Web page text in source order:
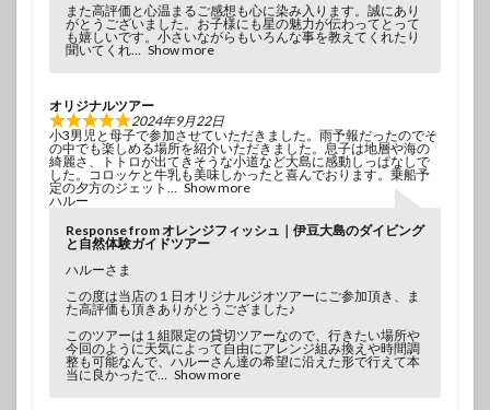
また高評価と心温まるご感想も心に染み入ります。誠にあり
がとうございました。お子様にも星の魅力が伝わってとって
も嬉しいです。小さいながらもいろんな事を教えてくれたり
聞いてくれ
Show more
オリジナルツアー
2024年9月22日
小3男児と母子で参加させていただきました。雨予報だったのでそ
の中でも楽しめる場所を紹介いただきました。息子は地層や海の
綺麗さ、トトロが出てきそうな小道など大島に感動しっぱなしで
した。コロッケと牛乳も美味しかったと喜んでおります。乗船予
定の夕方のジェット
Show more
ハルー
Response from オレンジフィッシュ｜伊豆大島のダイビング
と自然体験ガイドツアー
ハルーさま
この度は当店の１日オリジナルジオツアーにご参加頂き、ま
た高評価も頂きありがとうござました♪
このツアーは１組限定の貸切ツアーなので、行きたい場所や
今回のように天気によって自由にアレンジ組み換えや時間調
整も可能なんで、ハルーさん達の希望に沿えた形で行えて本
当に良かったで
Show more